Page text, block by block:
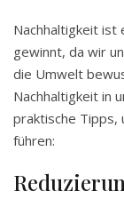
Nachhaltigkeit ist
gewinnt, da wir
die Umwelt
Nachhaltigkeit in
praktische Tipps,
führen: